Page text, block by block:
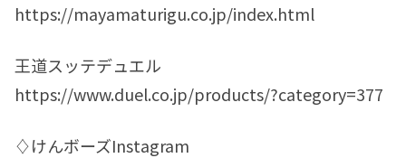
https://mayamaturigu.co.jp/index.html
王道スッテデュエル
https://www.duel.co.jp/products/?category=377
♢けんボーズInstagram